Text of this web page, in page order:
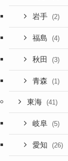
岩手 (2)
福島 (4)
秋田 (3)
青森 (1)
東海 (41)
岐阜 (5)
愛知 (26)